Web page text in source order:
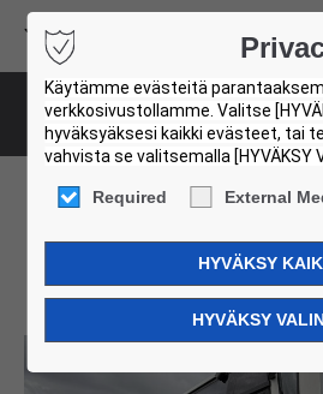
Käytämme evästeitä
verkkosivustollamme. Valitse
hyväksyäksesi kaikki evästeet, tai
vahvista se valitsemalla [HYVÄKSY
Required External
Bus-
Volvo 9500.
002